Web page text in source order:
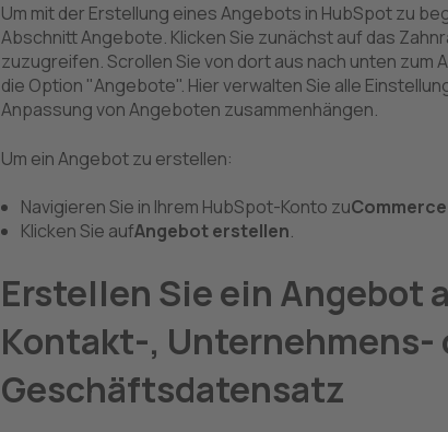
Um mit der Erstellung eines Angebots in HubSpot zu
Abschnitt Angebote. Klicken Sie zunächst auf das
zuzugreifen. Scrollen Sie von dort aus nach unten zum
die Option "Angebote". Hier verwalten Sie alle
Anpassung von Angeboten zusammenhängen.
Um ein Angebot zu erstellen:
Navigieren Sie in Ihrem HubSpot-Konto zuCommerce
Klicken Sie aufAngebot erstellen.
Erstellen Sie ein Angebot
Kontakt-, Unternehmens-
Geschäftsdatensatz